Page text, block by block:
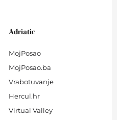
Adriatic
MojPosao
MojPosao.ba
Vrabotuvanje
Hercul.hr
Virtual Valley